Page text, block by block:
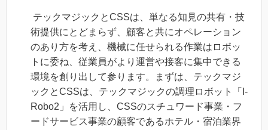
テックマジックとCSSは、単なる知見の共有・技
術提供にとどまらず、顧客と共にオペレーション
のあり方を考え、機械に任せられる作業はロボッ
トに委ね、従業員がより運営や接客に集中できる
環境を創り出して参ります。まずは、テックマジ
ックとCSSは、テックマジックの調理ロボット「I-
Robo2」を活用し、CSSのスチュワード事業・フ
ードサービス事業の顧客であるホテル・宿泊業界